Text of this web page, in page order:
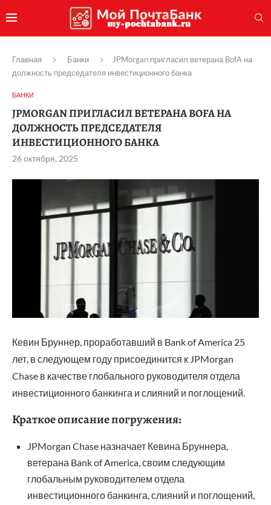
Главная Банки
JPMorgan пригласил ветерана BofA на
должность председателя инвестиционного банка
БАНКИ
JPMORGAN ПРИГЛАСИЛ ВЕТЕРАНА BOFA НА
ДОЛЖНОСТЬ ПРЕДСЕДАТЕЛЯ
ИНВЕСТИЦИОННОГО БАНКА
26 октября, 2025
Кевин Бруннер, проработавший в Bank of America 25
лет, в следующем году присоединится к JPMorgan
Chase в качестве глобального руководителя отдела
инвестиционного банкинга и слияний и поглощений.
Краткое описание погружения:
JPMorgan Chase назначает Кевина Бруннера,
ветерана Bank of America, своим следующим
глобальным руководителем отдела
инвестиционного банкинга, слияний и поглощений,